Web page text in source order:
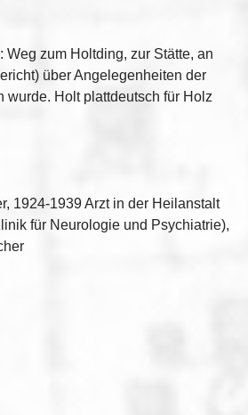
Weg zum Holtding, zur Stätte, an
über Angelegenheiten der
wurde. Holt plattdeutsch für Holz
1924-1939 Arzt in der Heilanstalt
für Neurologie und Psychiatrie),